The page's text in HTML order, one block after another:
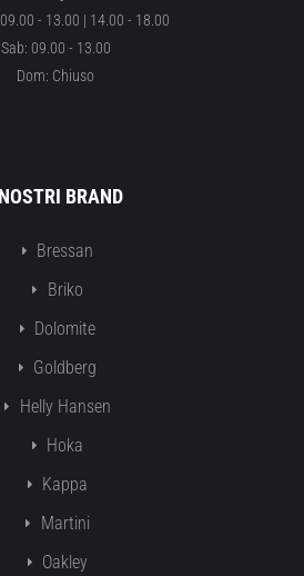
- 13.00 | 14.00 - 18.00
Sab: 09.00 - 13.00
Dom: Chiuso
BRAND
Bressan
Briko
Dolomite
Goldberg
Helly Hansen
Hoka
Kappa
Martini
Oakley